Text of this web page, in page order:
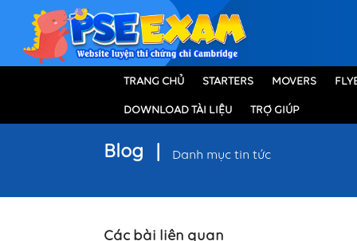
TRANG CHỦ STARTERS MOVERS
DOWNLOAD TÀI LIỆU TRỢ GIÚP
Blog Danh mục tin tức
Các bài liên quan